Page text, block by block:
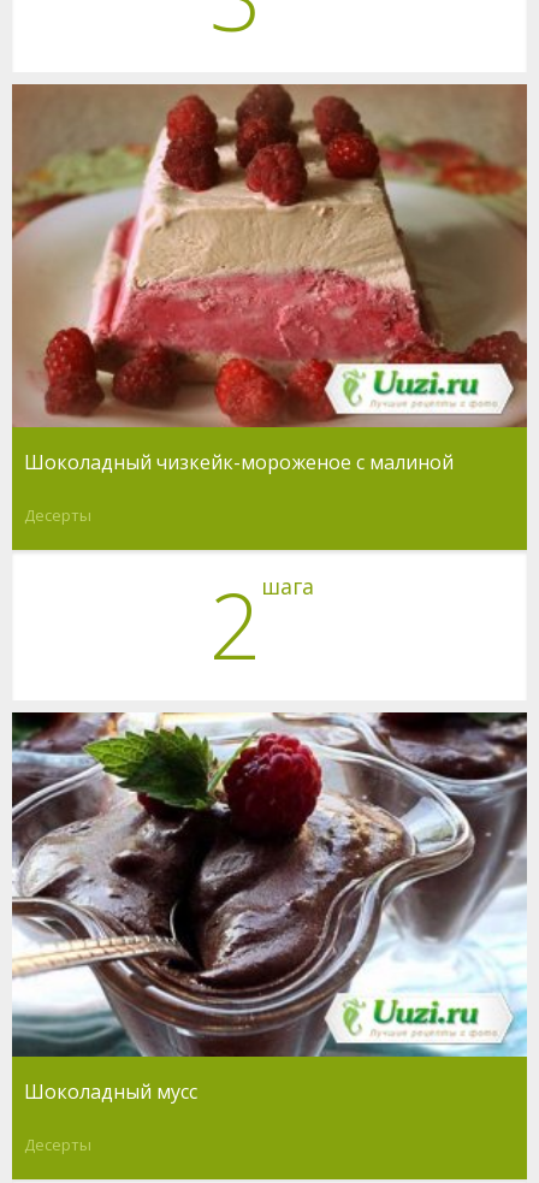
Шоколадный чизкейк-мороженое с малиной
Десерты
2 шага
Шоколадный мусс
Десерты